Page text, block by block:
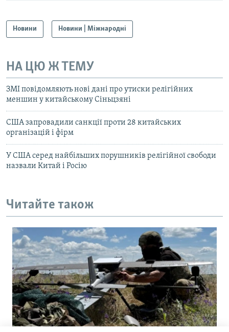
Новини Новини | Міжнародні
НА ЦЮ Ж ТЕМУ
ЗМІ повідомляють нові дані про утиски релігійних
меншин у китайському Сіньцзяні
США запровадили санкції проти 28 китайських
організацій і фірм
У США серед найбільших порушників релігійної свободи
назвали Китай і Росію
Читайте також